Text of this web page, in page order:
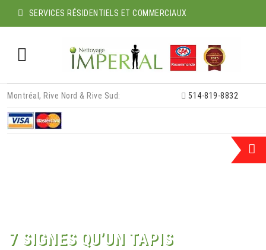
SERVICES RÉSIDENTIELS ET COMMERCIAUX
content
Montréal, Rive Nord & Rive Sud: 514-819-8832
7 SIGNES QU’UN TAPIS